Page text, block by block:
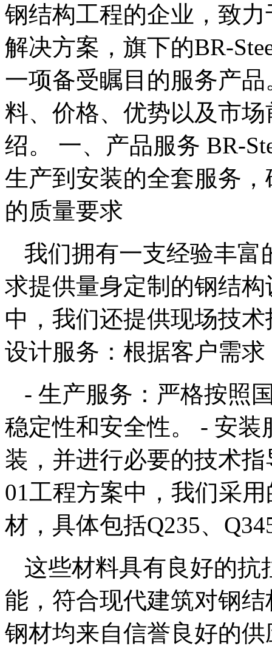
钢结构工程的企业，致
解决方案，旗下的BR-
一项备受瞩目的服务产
料、价格、优势以及市
绍。 一、产品服务 BR-
生产到安装的全套服务
的质量要求
我们拥有一支经验丰富
求提供量身定制的钢结
中，我们还提供现场技
设计服务：根据客户需
- 生产服务：严格按照
稳定性和安全性。 - 安
装，并进行必要的技术
01工程方案中，我们采
材，具体包括Q235、
这些材料具有良好的抗
能，符合现代建筑对钢
钢材均来自信誉良好的